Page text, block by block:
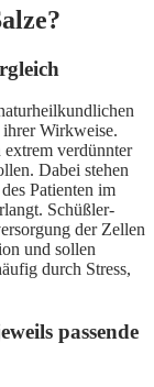
Wirkweise.
verdünnter
Dabei stehen
Patienten im
Schüßler-
der Zellen
und sollen
durch Stress,
passende